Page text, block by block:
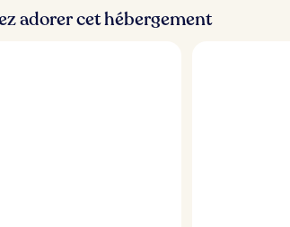
adorer cet hébergement